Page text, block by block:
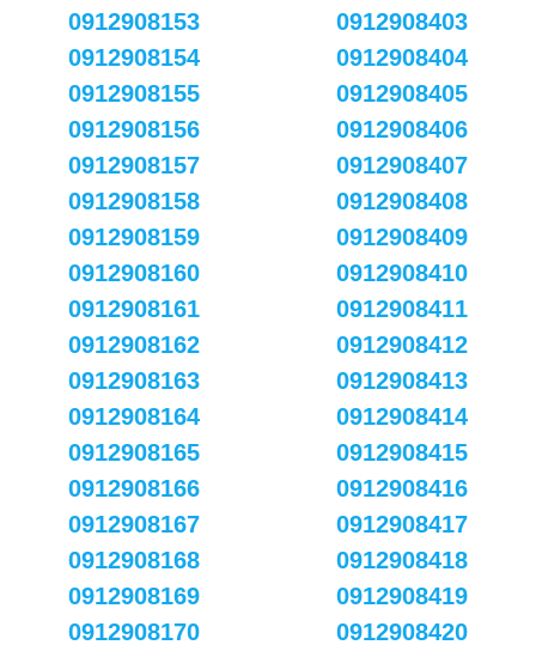
0912908153
0912908154
0912908155
0912908156
0912908157
0912908158
0912908159
0912908160
0912908161
0912908162
0912908163
0912908164
0912908165
0912908166
0912908167
0912908168
0912908169
0912908170
0912908403
0912908404
0912908405
0912908406
0912908407
0912908408
0912908409
0912908410
0912908411
0912908412
0912908413
0912908414
0912908415
0912908416
0912908417
0912908418
0912908419
0912908420